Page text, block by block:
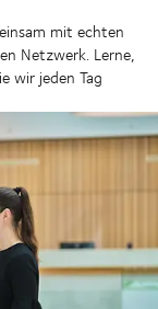
mit echten
Netzwerk. Lerne,
wir jeden Tag